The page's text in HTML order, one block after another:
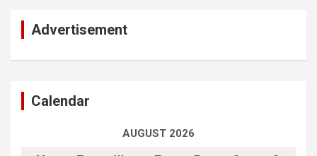
Advertisement
Calendar
AUGUST 2026